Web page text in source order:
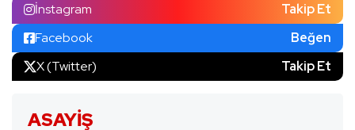
İnstagram
Takip Et
Facebook
Beğen
X (Twitter)
Takip Et
ASAYIŞ